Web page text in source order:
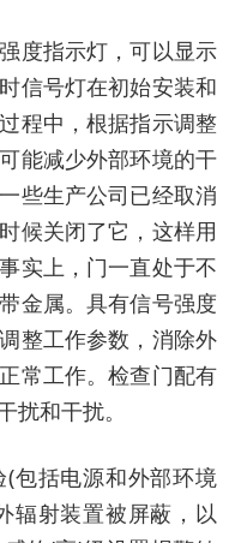
度指示灯，可以显示
信号灯在初始安装和
程中，根据指示调整
能减少外部环境的干
些生产公司已经取消
候关闭了它，这样用
实上，门一直处于不
金属。具有信号强度
整工作参数，消除外
常工作。检查门配有
扰和干扰。
包括电源和外部环境
辐射装置被屏蔽，以